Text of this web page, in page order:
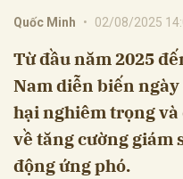
Quốc Minh • 02/08/2025
Từ đầu năm 2025
Nam diễn biến
hại nghiêm trọng và
về tăng cường giám
động ứng phó.